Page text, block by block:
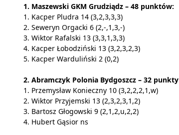
1. Maszewski GKM Grudziądz – 48 punktów:
1. Kacper Pludra 14 (3,2,3,3,3)
2. Seweryn Orgacki 6 (2,-,1,3,-)
3. Wiktor Rafalski 13 (3,3,1,3,3)
4. Kacper Łobodziński 13 (3,2,3,2,3)
5. Kacper Warduliński 2 (0,2)
2. Abramczyk Polonia Bydgoszcz – 32 punkty
1. Przemysław Konieczny 10 (3,2,2,2,1,w)
2. Wiktor Przyjemski 13 (2,3,2,3,1,2)
3. Bartosz Głogowski 9 (2,1,2,u,2,2)
4. Hubert Gąsior ns